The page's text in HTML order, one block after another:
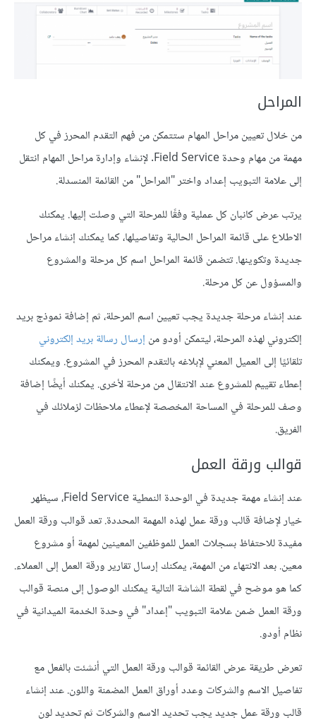
المراحل
من خلال تعيين مراحل المهام ستتمكن من فهم التقدم المحرز في كل
مهمة من مهام وحدة Field Service. لإنشاء وإدارة مراحل المهام انتقل
إلى علامة التبويب إعداد واختر "المراحل" من القائمة المنسدلة.
يرتب عرض كانبان كل عملية وفقًا للمرحلة التي وصلت إليها. يمكنك
الاطلاع على قائمة المراحل الحالية وتفاصيلها، كما يمكنك إنشاء مراحل
جديدة وتكوينها. تتضمن قائمة المراحل اسم كل مرحلة والمشروع
والمسؤول عن كل مرحلة.
عند إنشاء مرحلة جديدة يجب تعيين اسم المرحلة، ثم إضافة نموذج بريد
إلكتروني لهذه المرحلة، ليتمكن أودو من إرسال رسالة بريد إلكتروني
تلقائيًا إلى العميل المعني لإبلاغه بالتقدم المحرز في المشروع. ويمكنك
إعطاء تقييم للمشروع عند الانتقال من مرحلة لأخرى. يمكنك أيضًا إضافة
وصف للمرحلة في المساحة المخصصة لإعطاء ملاحظات لزملائك في
الفريق.
قوالب ورقة العمل
عند إنشاء مهمة جديدة في الوحدة النمطية Field Service، سيظهر
خيار لإضافة قالب ورقة عمل لهذه المهمة المحددة. تعد قوالب ورقة العمل
مفيدة للاحتفاظ بسجلات العمل للموظفين المعينين لمهمة أو مشروع
معين. بعد الانتهاء من المهمة، يمكنك إرسال تقارير ورقة العمل إلى العملاء.
كما هو موضح في لقطة الشاشة التالية يمكنك الوصول إلى منصة قوالب
ورقة العمل ضمن علامة التبويب "إعداد" في وحدة الخدمة الميدانية في
نظام أودو.
تعرض طريقة عرض القائمة قوالب ورقة العمل التي أنشئت بالفعل مع
تفاصيل الاسم والشركات وعدد أوراق العمل المضمنة واللون. عند إنشاء
قالب ورقة عمل جديد يجب تحديد الاسم والشركات ثم تحديد لون